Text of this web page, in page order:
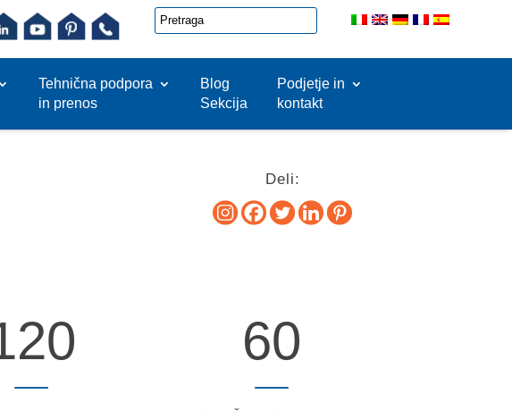
Tehnična podpora
in prenos
Blog
Sekcija
Podjetje in
kontakt
Deli:
60